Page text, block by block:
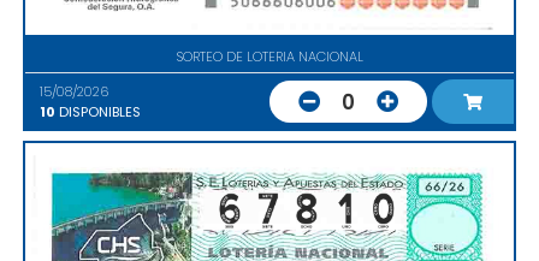
SORTEO DE LOTERIA NACIONAL
15/08/2026
10 DISPONIBLES 0